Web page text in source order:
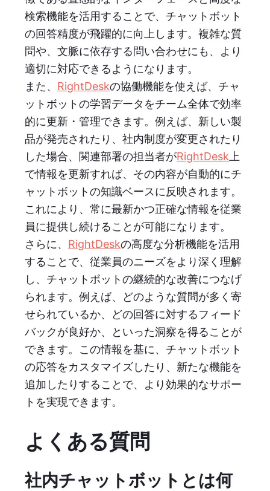
検索機能を活用することで、チャットボット
の回答精度が飛躍的に向上します。複雑な質
問や、文脈に依存する問い合わせにも、より
適切に対応できるようになります。
また、 RightDeskの協働機能を使えば、チャ
ットボットの学習データをチーム全体で効率
的に更新・管理できます。例えば、新しい製
品が発売されたり、社内制度が変更されたり
した場合、関連部署の担当者がRightDesk 上
で情報を更新すれば、その内容が自動的にチ
ャットボットの知識ベースに反映されます。
これにより、常に最新かつ正確な情報を従業
員に提供し続けることが可能になります。
さらに、 RightDeskの高度な分析機能を活用
することで、従業員のニーズをより深く理解
し、チャットボットの継続的な改善につなげ
られます。例えば、どのような質問が多く寄
せられているか、どの回答に対するフィード
バックが良好か、といった洞察を得ることが
できます。この情報を基に、チャットボット
の応答をカスタマイズしたり、新たな機能を
追加したりすることで、より効果的なサポー
トを実現できます。
よくある質問
社内チャットボットとは何